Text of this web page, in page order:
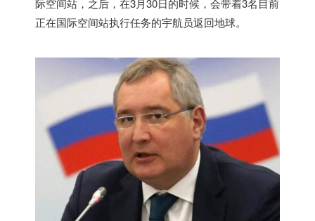
际空间站，之后，在3月30日的时候，会带着3名目前
正在国际空间站执行任务的宇航员返回地球。